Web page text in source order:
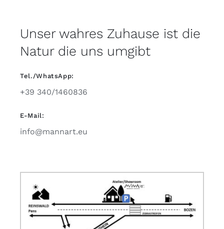
Unser wahres Zuhause ist die
Natur die uns umgibt
Tel./WhatsApp:
+39 340/1460836
E-Mail:
info@mannart.eu